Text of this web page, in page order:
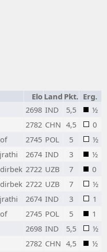
Elo Land Pkt. Erg.
2698 IND 5,5
½
2782 CHN 4,5
0
2745 POL 5
½
2674 IND 3
½
2722 UZB 7
0
2722 UZB 7
½
2674 IND 3
1
2745 POL 5
1
2698 IND 5,5
½
2782 CHN 4,5 ½